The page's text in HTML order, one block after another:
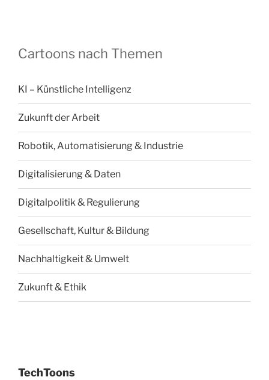
Cartoons nach Themen
KI – Künstliche Intelligenz
Zukunft der Arbeit
Robotik, Automatisierung & Industrie
Digitalisierung & Daten
Digitalpolitik & Regulierung
Gesellschaft, Kultur & Bildung
Nachhaltigkeit & Umwelt
Zukunft & Ethik
TechToons